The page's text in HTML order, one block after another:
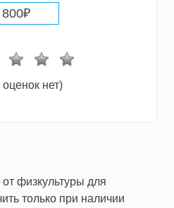
800₽
нет)
физкультуры для
только при наличии